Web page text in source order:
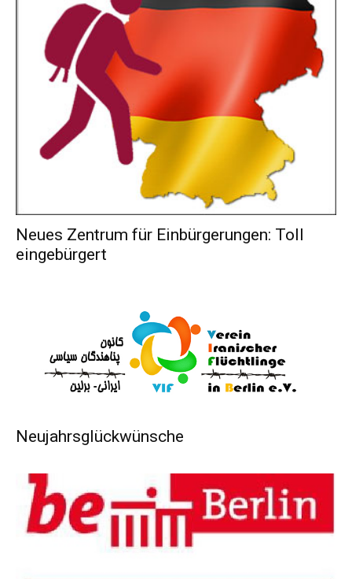
Neues Zentrum für Einbürgerungen: Toll
eingebürgert
Neujahrsglückwünsche